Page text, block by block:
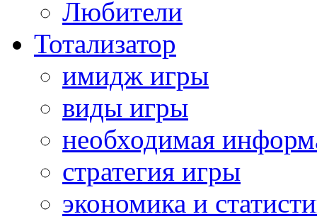
Любители
Тотализатор
имидж игры
виды игры
необходимая
стратегия игры
экономика и